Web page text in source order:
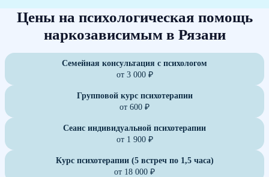
Цены на психологическая помощь
наркозависимым в Рязани
Семейная консультация с психологом
от 3 000 ₽
Групповой курс психотерапии
от 600 ₽
Сеанс индивидуальной психотерапии
от 1 900 ₽
Курс психотерапии (5 встреч по 1,5 часа)
от 18 000 ₽